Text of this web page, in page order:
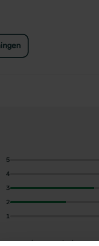
5
4
3
2
1
recensies over te lezen: